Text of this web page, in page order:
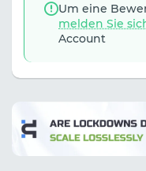
Um eine
melden Sie
Account